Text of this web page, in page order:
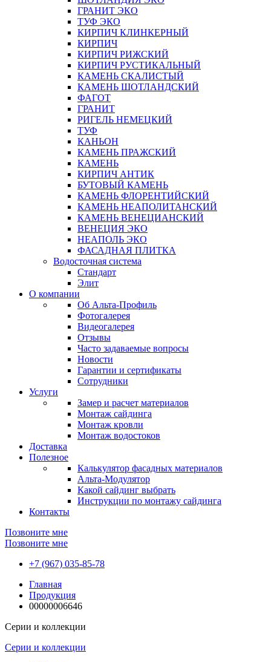
ГРАНИТ ЭКО
ТУФ ЭКО
КИРПИЧ КЛИНКЕРНЫЙ
КИРПИЧ
КИРПИЧ РИЖСКИЙ
КИРПИЧ РУСТИКАЛЬНЫЙ
КАМЕНЬ СКАЛИСТЫЙ
КАМЕНЬ ШОТЛАНДСКИЙ
ФАГОТ
ГРАНИТ
РИГЕЛЬ НЕМЕЦКИЙ
ТУФ
КАНЬОН
КАМЕНЬ ПРАЖСКИЙ
КАМЕНЬ
КИРПИЧ АНТИК
БУТОВЫЙ КАМЕНЬ
КАМЕНЬ ФЛОРЕНТИЙСКИЙ
КАМЕНЬ НЕАПОЛИТАНСКИЙ
КАМЕНЬ ВЕНЕЦИАНСКИЙ
ВЕНЕЦИЯ ЭКО
НЕАПОЛЬ ЭКО
ФАСАДНАЯ ПЛИТКА
Водосточная система
Стандарт
Элит
О компании
Об Альта-Профиль
Фотогалерея
Видеогалерея
Отзывы
Часто задаваемые вопросы
Новости
Гарантии и сертификаты
Сотрудники
Услуги
Замер и расчет материалов
Монтаж сайдинга
Монтаж кровли
Монтаж водостоков
Доставка
Полезное
Калькулятор фасадных материалов
Альта-Модулятор
Какой сайдинг выбрать
Инструкции по монтажу сайдинга
Контакты
Позвоните мне
Позвоните мне
+7 (967) 035-85-78
Главная
Продукция
00000006646
Серии и коллекции
Серии и коллекции